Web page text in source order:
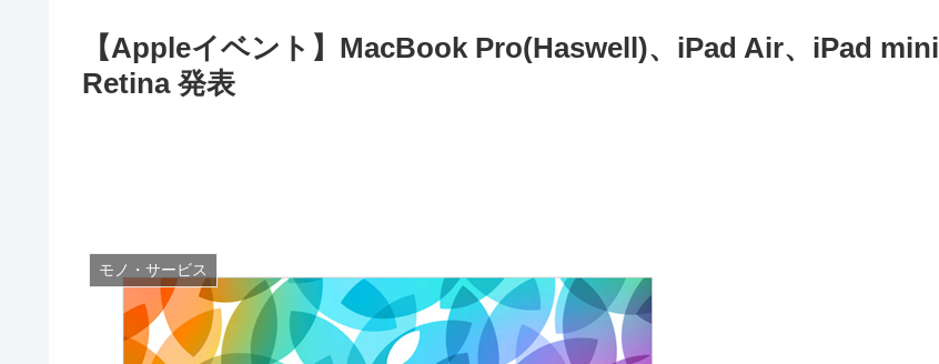
【Appleイベント】MacBook Pro(Haswell)、iPad Air、iPad mini
Retina 発表
モノ・サービス